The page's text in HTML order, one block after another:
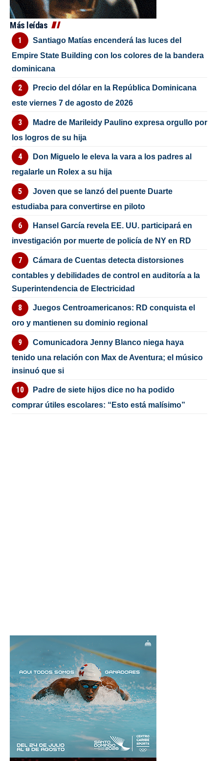
Más leídas
Santiago Matías encenderá las luces del
Empire State Building con los colores de la bandera
dominicana
Precio del dólar en la República Dominicana
este viernes 7 de agosto de 2026
Madre de Marileidy Paulino expresa orgullo por
los logros de su hija
Don Miguelo le eleva la vara a los padres al
regalarle un Rolex a su hija
Joven que se lanzó del puente Duarte
estudiaba para convertirse en piloto
Hansel García revela EE. UU. participará en
investigación por muerte de policía de NY en RD
Cámara de Cuentas detecta distorsiones
contables y debilidades de control en auditoría a la
Superintendencia de Electricidad
Juegos Centroamericanos: RD conquista el
oro y mantienen su dominio regional
Comunicadora Jenny Blanco niega haya
tenido una relación con Max de Aventura; el músico
insinuó que si
Padre de siete hijos dice no ha podido
comprar útiles escolares: “Esto está malísimo”